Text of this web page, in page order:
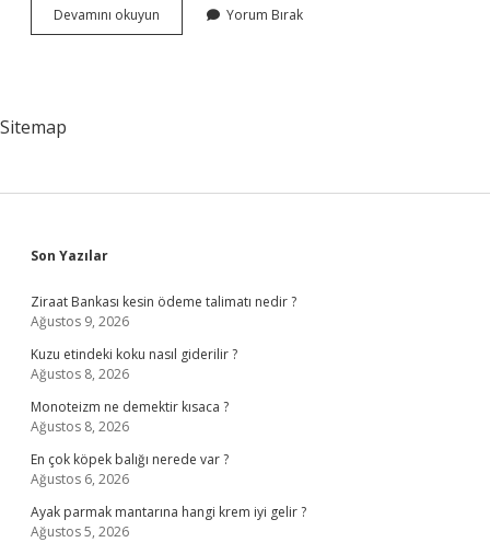
Devamını okuyun Hastanede
Sterilizasyon
Yorum Bırak
Sitemap
Sidebar
Son Yazılar
Ziraat Bankası kesin ödeme talimatı nedir ?
Ağustos 9, 2026
Kuzu etindeki koku nasıl giderilir ?
Ağustos 8, 2026
Monoteizm ne demektir kısaca ?
Ağustos 8, 2026
En çok köpek balığı nerede var ?
Ağustos 6, 2026
Ayak parmak mantarına hangi krem iyi gelir ?
Ağustos 5, 2026